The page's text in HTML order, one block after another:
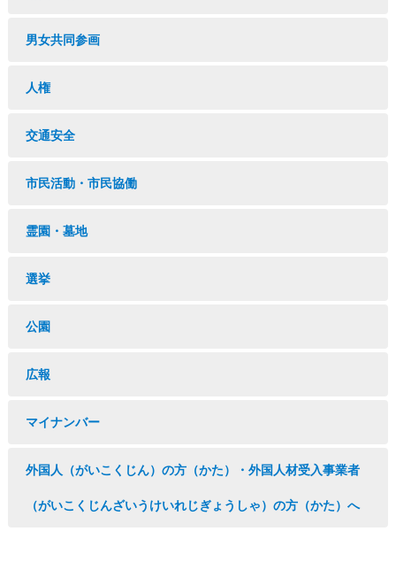
男女共同参画
人権
交通安全
市民活動・市民協働
霊園・墓地
選挙
公園
広報
マイナンバー
外国人（がいこくじん）の方（かた）・外国人材受入事業者
（がいこくじんざいうけいれじぎょうしゃ）の方（かた）へ